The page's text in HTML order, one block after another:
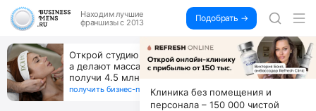
Находим лучшие
франшизы с 2013
Подобрать →
За 90 тыс. открой магазин на Авито, дома ни
коробок, ни товара, ни склада, зато каждый
+125 тыс. чистыми
получить бизнес-план ↓Клиника без помещения и
персонала – 150 000 чистой